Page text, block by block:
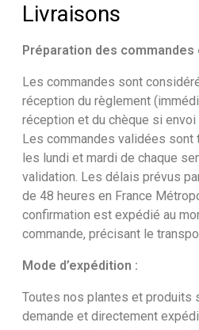
Livraisons
Préparation des
Les commandes sont
réception du règlement
réception et du chèque si envoi
Les commandes validées
les lundi et mardi de chaque
validation. Les délais prévus
de 48 heures en France
confirmation est expédié au
commande, précisant le
Mode d’expédition :
Toutes nos plantes et produits
demande et directement